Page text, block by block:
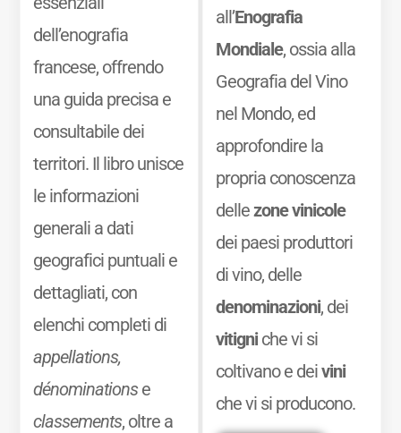
dell’enografia
francese, offrendo
una guida precisa e
consultabile dei
territori. Il libro unisce
le informazioni
generali a dati
geografici puntuali e
dettagliati, con
elenchi completi di
appellations,
dénominationse
classements, oltre a
all’Enografia
Mondiale, ossia alla
Geografia del Vino
nel Mondo, ed
approfondire la
propria conoscenza
dellezone vinicole
dei paesi produttori
di vino, delle
denominazioni, dei
vitigniche vi si
coltivano e deivini
che vi si producono.